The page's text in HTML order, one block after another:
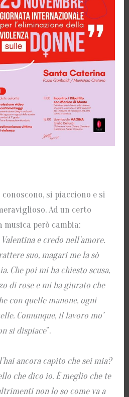
si piacciono e si
Ad un certo
musica però cambia:
e credo nell’amore.
suo, magari me la sò
Che poi mi ha chiesto scusa,
di rose e mi ha giurato che
con quelle manone, ogni
Comunque, il lavoro mo’
si dispiace”.
ancora capito che sei mia?
che dico io. È meglio che te
non lo so come va a